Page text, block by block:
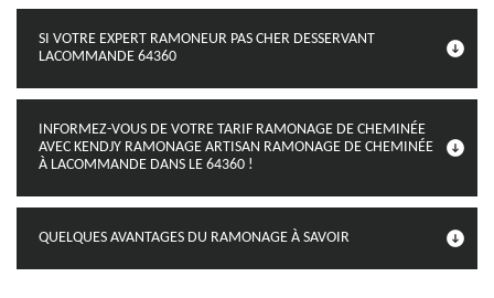
SI VOTRE EXPERT RAMONEUR PAS CHER DESSERVANT
LACOMMANDE 64360
INFORMEZ-VOUS DE VOTRE TARIF RAMONAGE DE CHEMINÉE
AVEC KENDJY RAMONAGE ARTISAN RAMONAGE DE CHEMINÉE
À LACOMMANDE DANS LE 64360 !
QUELQUES AVANTAGES DU RAMONAGE À SAVOIR